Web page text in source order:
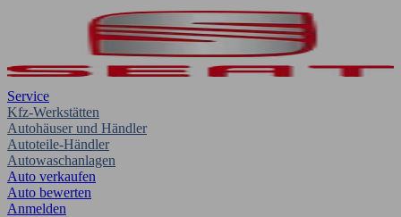
Service
Kfz-Werkstätten
Autohäuser und Händler
Autoteile-Händler
Autowaschanlagen
Auto verkaufen
Auto bewerten
Anmelden